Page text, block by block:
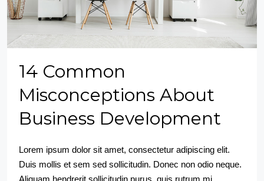
14 Common
Misconceptions About
Business Development
Lorem ipsum dolor sit amet, consectetur adipiscing elit.
Duis mollis et sem sed sollicitudin. Donec non odio neque.